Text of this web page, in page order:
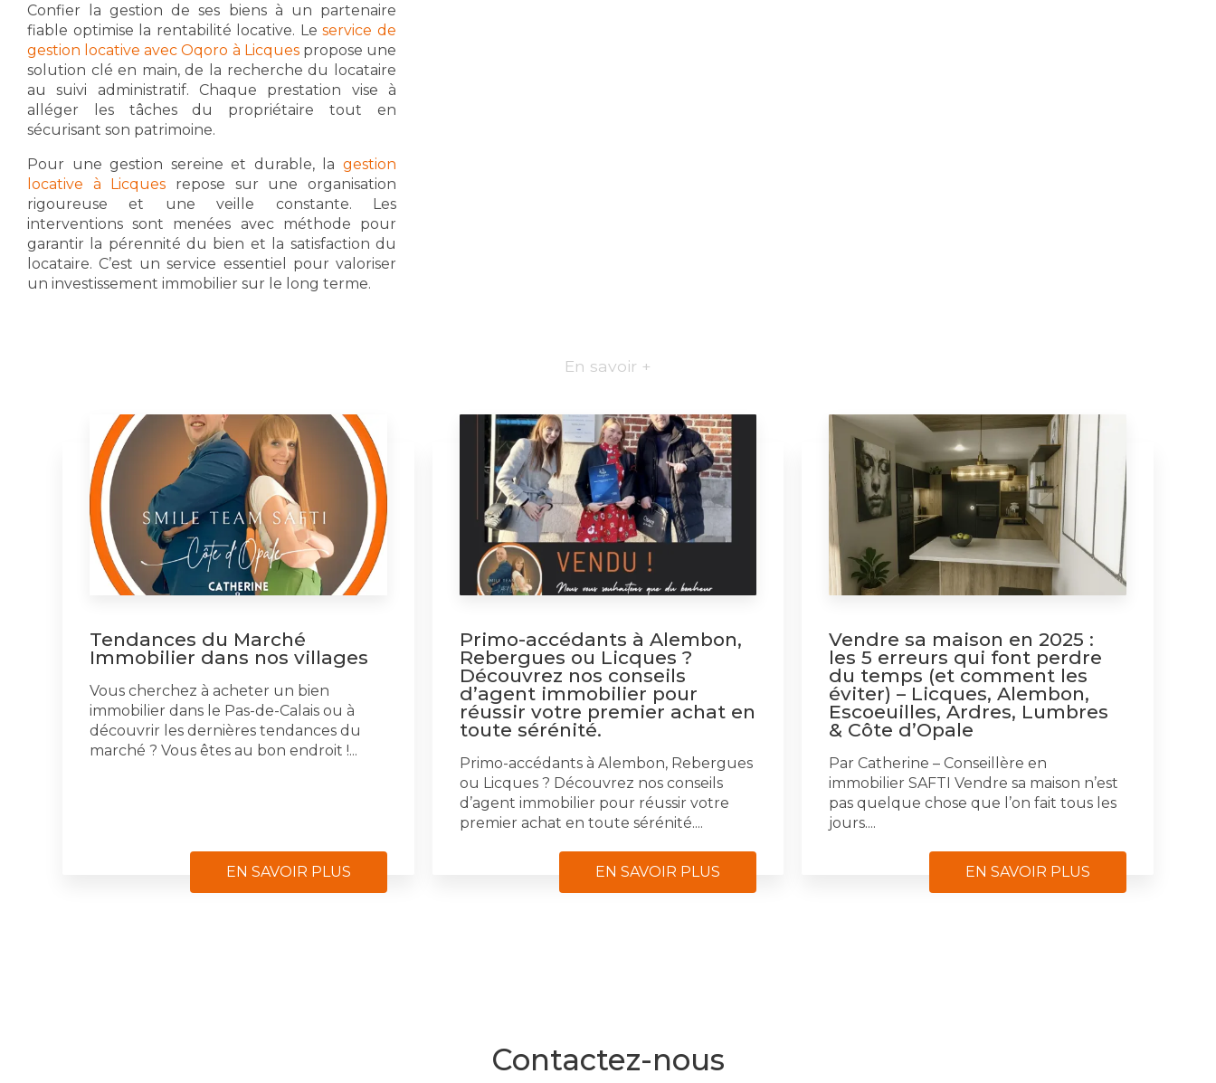
Confier la gestion de ses biens à un partenaire
fiable optimise la rentabilité locative. Leservice de
gestion locative avec Oqoro à Licquespropose une
solution clé en main, de la recherche du locataire
au suivi administratif. Chaque prestation vise à
alléger les tâches du propriétaire tout en
sécurisant son patrimoine.
Pour une gestion sereine et durable, la gestion
locative à Licques repose sur une organisation
rigoureuse et une veille constante. Les
interventions sont menées avec méthode pour
garantir la pérennité du bien et la satisfaction du
locataire. C’est un service essentiel pour valoriser
un investissement immobilier sur le long terme.
En savoir +
Tendances du Marché
Immobilier dans nos villages
Vous cherchez à acheter un bien
immobilier dans le Pas-de-Calais ou à
découvrir les dernières tendances du
marché ? Vous êtes au bon endroit !...
EN SAVOIR PLUS
Primo-accédants à Alembon,
Rebergues ou Licques ?
Découvrez nos conseils
d’agent immobilier pour
réussir votre premier achat en
toute sérénité.
Primo-accédants à Alembon, Rebergues
ou Licques ? Découvrez nos conseils
d’agent immobilier pour réussir votre
premier achat en toute sérénité....
EN SAVOIR PLUS
Vendre sa maison en 2025 :
les 5 erreurs qui font perdre
du temps (et comment les
éviter) – Licques, Alembon,
Escoeuilles, Ardres, Lumbres
& Côte d’Opale
Par Catherine – Conseillère en
immobilier SAFTI Vendre sa maison n’est
pas quelque chose que l’on fait tous les
jours....
EN SAVOIR PLUS
Contactez-nous